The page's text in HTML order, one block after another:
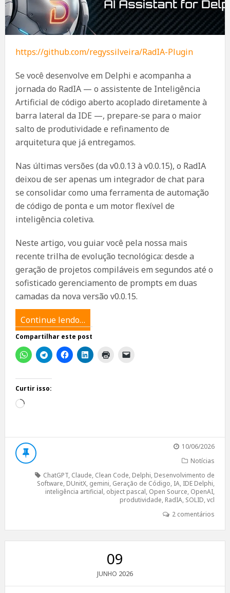
https://github.com/regyssilveira/RadIA-Plugin
Se você desenvolve em Delphi e acompanha a
jornada do RadIA — o assistente de Inteligência
Artificial de código aberto acoplado diretamente à
barra lateral da IDE —, prepare-se para o maior
salto de produtividade e refinamento de
arquitetura que já entregamos.
Nas últimas versões (da v0.0.13 à v0.0.15), o RadIA
deixou de ser apenas um integrador de chat para
se consolidar como uma ferramenta de automação
de código de ponta e um motor flexível de
inteligência coletiva.
Neste artigo, vou guiar você pela nossa mais
recente trilha de evolução tecnológica: desde a
geração de projetos compiláveis em segundos até o
sofisticado gerenciamento de prompts em duas
camadas da nova versão v0.0.15.
Continue lendo…
Compartilhar este post
Curtir isso:
Carregando...
10/06/2026
Notícias
ChatGPT, Claude, Clean Code, Delphi, Desenvolvimento de
Software, DUnitX, gemini, Geração de Código, IA, IDE Delphi,
inteligência artificial, object pascal, Open Source, OpenAI,
produtividade, RadIA, SOLID,vcl
2 comentários
09
JUNHO 2026